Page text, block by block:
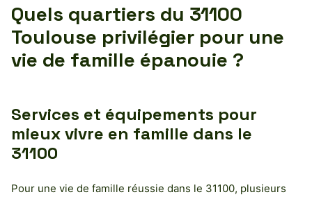
Quels quartiers du 31100
Toulouse privilégier pour une
vie de famille épanouie ?
Services et équipements pour
mieux vivre en famille dans le
31100
Pour une vie de famille réussie dans le 31100, plusieurs